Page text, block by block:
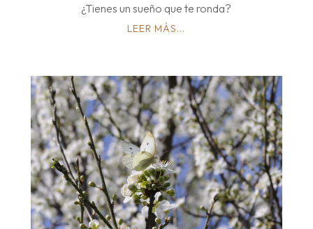
¿Tienes un sueño que te ronda?
LEER MÁS...